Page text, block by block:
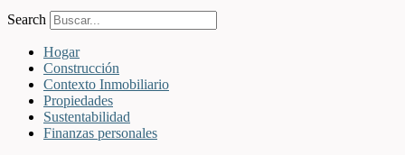
Search
Hogar
Construcción
Contexto Inmobiliario
Propiedades
Sustentabilidad
Finanzas personales